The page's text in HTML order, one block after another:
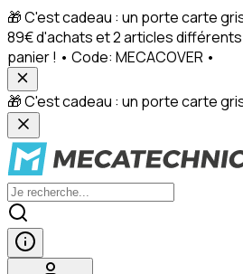
🎁 C'est cadeau : un porte carte
89€ d'achats et 2 articles
panier ! • Code: MECACOVER •
🎁 C'est cadeau : un porte carte